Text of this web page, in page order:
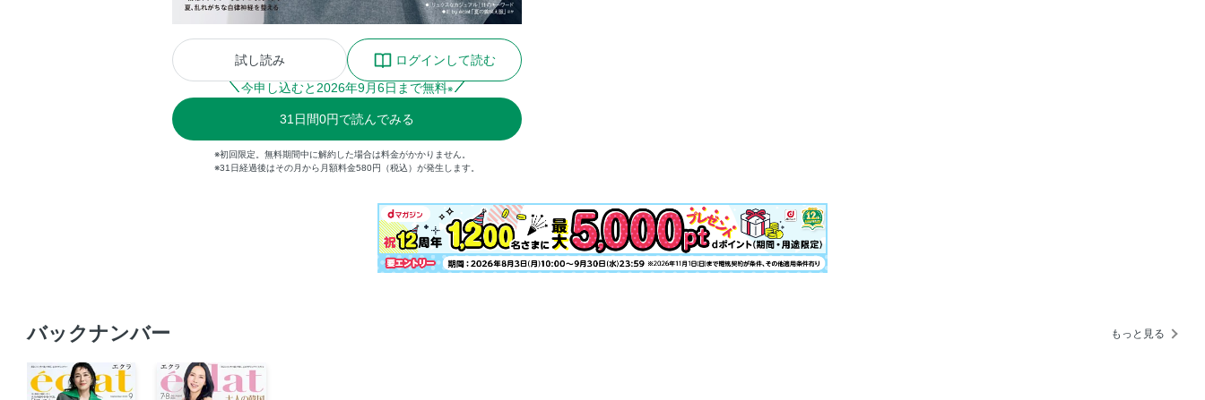
試し読み
ログインして読む
今申し込むと 2026年9月6日まで無料※
31 日間0円で読んでみる
※初回限定。無料期間中に解約した場合は料金がかかりません。
※31日経過後はその月から月額料金580円（税込）が発生します。
エクラプレミアム通販
アラフィーに効く“心のラグジュアリー”ベストコスメ大賞
印象生き生き！ 50代の「顔立ち悩み」解決テク
バックナンバー もっと見る